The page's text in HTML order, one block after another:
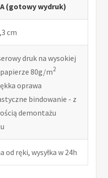
(gotowy wydruk)
cm
druk na wysokiej
80g/m2
oprawa
bindowanie - z
demontażu
od ręki, wysyłka w 24h